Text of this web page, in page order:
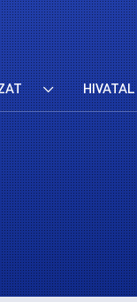
HIVATAL